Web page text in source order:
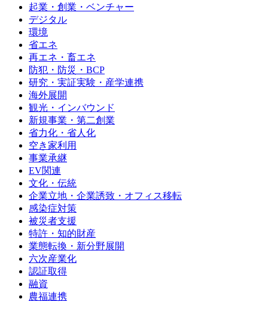
起業・創業・ベンチャー
デジタル
環境
省エネ
再エネ・畜エネ
防犯・防災・BCP
研究・実証実験・産学連携
海外展開
観光・インバウンド
新規事業・第二創業
省力化・省人化
空き家利用
事業承継
EV関連
文化・伝統
企業立地・企業誘致・オフィス移転
感染症対策
被災者支援
特許・知的財産
業態転換・新分野展開
六次産業化
認証取得
融資
農福連携